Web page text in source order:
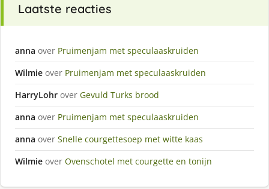
Laatste reacties
anna over Pruimenjam met speculaaskruiden
Wilmie over Pruimenjam met speculaaskruiden
HarryLohr over Gevuld Turks brood
anna over Pruimenjam met speculaaskruiden
anna over Snelle courgettesoep met witte kaas
Wilmie over Ovenschotel met courgette en tonijn